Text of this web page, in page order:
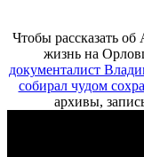
Чтобы рассказать
жизнь на
документалист
собирал чудом
архивы,